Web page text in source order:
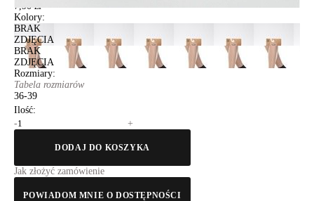
7,90 zł
Kolory:
BRAK
ZDJĘCIA
BRAK
ZDJĘCIA
Rozmiary:
Tabela rozmiarów
36-39
Ilość:
-
+
DODAJ DO KOSZYKA
Jak złożyć zamówienie
POWIADOM MNIE O DOSTĘPNOŚCI